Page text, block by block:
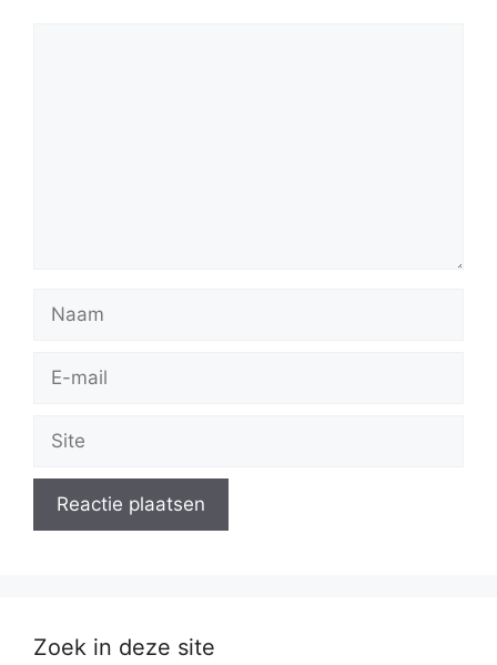
mail
Zoek in deze site